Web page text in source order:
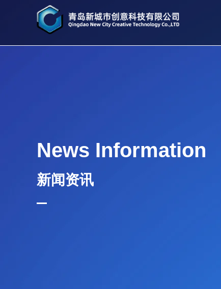
News Information
新闻资讯